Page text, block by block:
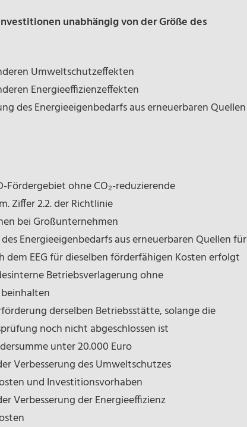
unabhängig von der Größe des
Umweltschutzeffekten
Energieeffizienzeffekten
des Energieeigenbedarfs aus erneuerbaren Quellen
Fördergebiet ohne CO₂-reduzierende
Ziffer 2.2. der Richtlinie
bei Großunternehmen
Energieeigenbedarfs aus erneuerbaren Quellen für
dem EEG für dieselben förderfähigen Kosten erfolgt
Betriebsverlagerung ohne
derselben Betriebsstätte, solange die
noch nicht abgeschlossen ist
unter 20.000 Euro
Verbesserung des Umweltschutzes
und Investitionsvorhaben
Verbesserung der Energieeffizienz